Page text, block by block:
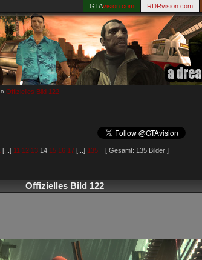
GTAvision.com RDRvision.com
» Offizielles Bild 122
[...] 11 12 1314 15 16 17[...] 135[ Gesamt: 135 Bilder ]
Offizielles Bild 122